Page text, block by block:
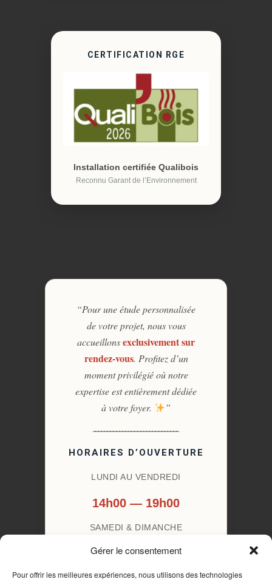
Gérer le consentement
Pour offrir les meilleures expériences, nous utilisons des technologies
CERTIFICATION RGE
Installation certifiée Qualibois
Reconnu Garant de l’Environnement
“Pour une étude personnalisée
de votre projet, nous vous
accueillonsexclusivement sur
rendez-vous. Profitez d’un
moment privilégié où notre
expertise est entièrement dédiée
à votre foyer.
”
HORAIRES D’OUVERTURE
LUNDI AU VENDREDI
14h00 — 19h00
SAMEDI & DIMANCHE
Fermé